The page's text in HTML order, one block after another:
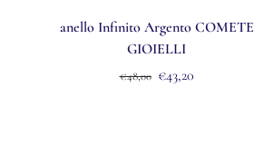
anello Infinito Argento COMETE
GIOIELLI
€48,00 €43,20